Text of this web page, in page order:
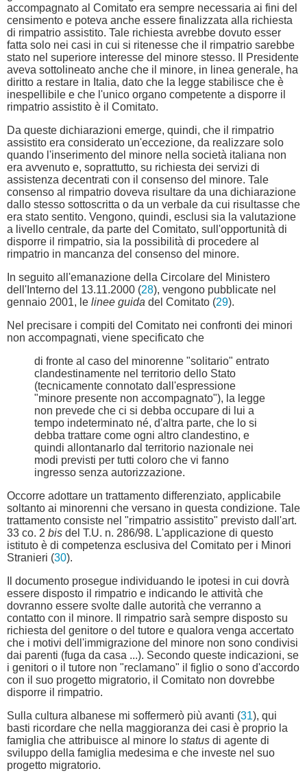
accompagnato al Comitato era sempre necessaria ai fini del
censimento e poteva anche essere finalizzata alla richiesta
di rimpatrio assistito. Tale richiesta avrebbe dovuto esser
fatta solo nei casi in cui si ritenesse che il rimpatrio sarebbe
stato nel superiore interesse del minore stesso. Il Presidente
aveva sottolineato anche che il minore, in linea generale, ha
diritto a restare in Italia, dato che la legge stabilisce che è
inespellibile e che l'unico organo competente a disporre il
rimpatrio assistito è il Comitato.
Da queste dichiarazioni emerge, quindi, che il rimpatrio
assistito era considerato un'eccezione, da realizzare solo
quando l'inserimento del minore nella società italiana non
era avvenuto e, soprattutto, su richiesta dei servizi di
assistenza decentrati con il consenso del minore. Tale
consenso al rimpatrio doveva risultare da una dichiarazione
dallo stesso sottoscritta o da un verbale da cui risultasse che
era stato sentito. Vengono, quindi, esclusi sia la valutazione
a livello centrale, da parte del Comitato, sull'opportunità di
disporre il rimpatrio, sia la possibilità di procedere al
rimpatrio in mancanza del consenso del minore.
In seguito all'emanazione della Circolare del Ministero
dell'Interno del 13.11.2000 (28), vengono pubblicate nel
gennaio 2001, le linee guida del Comitato (29).
Nel precisare i compiti del Comitato nei confronti dei minori
non accompagnati, viene specificato che
di fronte al caso del minorenne "solitario" entrato
clandestinamente nel territorio dello Stato
(tecnicamente connotato dall'espressione
"minore presente non accompagnato"), la legge
non prevede che ci si debba occupare di lui a
tempo indeterminato né, d'altra parte, che lo si
debba trattare come ogni altro clandestino, e
quindi allontanarlo dal territorio nazionale nei
modi previsti per tutti coloro che vi fanno
ingresso senza autorizzazione.
Occorre adottare un trattamento differenziato, applicabile
soltanto ai minorenni che versano in questa condizione. Tale
trattamento consiste nel "rimpatrio assistito" previsto dall'art.
33 co. 2 bis del T.U. n. 286/98. L'applicazione di questo
istituto è di competenza esclusiva del Comitato per i Minori
Stranieri (30).
Il documento prosegue individuando le ipotesi in cui dovrà
essere disposto il rimpatrio e indicando le attività che
dovranno essere svolte dalle autorità che verranno a
contatto con il minore. Il rimpatrio sarà sempre disposto su
richiesta del genitore o del tutore e qualora venga accertato
che i motivi dell'immigrazione del minore non sono condivisi
dai parenti (fuga da casa ...). Secondo queste indicazioni, se
i genitori o il tutore non "reclamano" il figlio o sono d'accordo
con il suo progetto migratorio, il Comitato non dovrebbe
disporre il rimpatrio.
Sulla cultura albanese mi soffermerò più avanti (31), qui
basti ricordare che nella maggioranza dei casi è proprio la
famiglia che attribuisce al minore lo status di agente di
sviluppo della famiglia medesima e che investe nel suo
progetto migratorio.